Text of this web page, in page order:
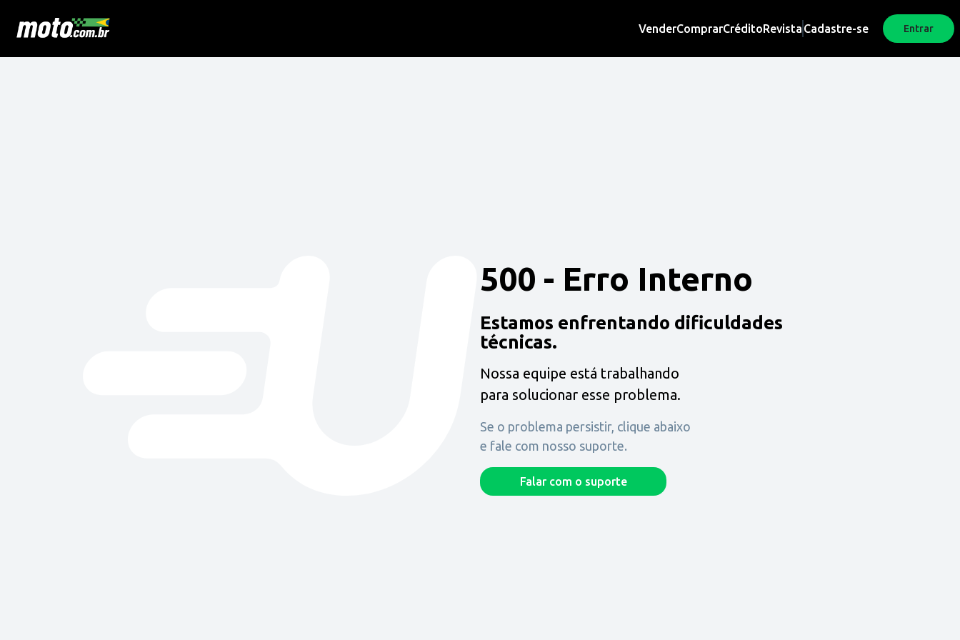
VenderComprarCréditoRevista Cadastre-se Entrar
500 - Erro Interno
Estamos enfrentando dificuldades
técnicas.
Nossa equipe está trabalhando
para solucionar esse problema.
Se o problema persistir, clique abaixo
e fale com nosso suporte.
Falar com o suporte